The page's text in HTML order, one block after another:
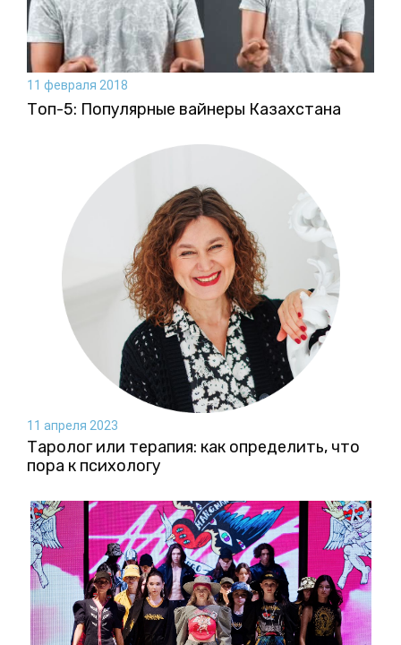
11 февраля 2018
Топ-5: Популярные вайнеры Казахстана
11 апреля 2023
Таролог или терапия: как определить, что
пора к психологу